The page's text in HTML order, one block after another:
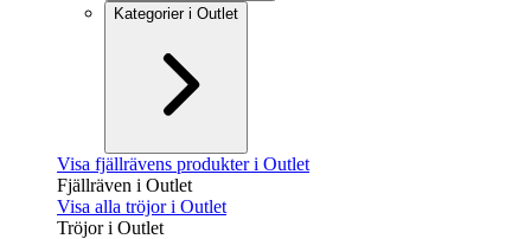
Kategorier i Outlet
Visa fjällrävens produkter i Outlet
Fjällräven i Outlet
Visa alla tröjor i Outlet
Tröjor i Outlet